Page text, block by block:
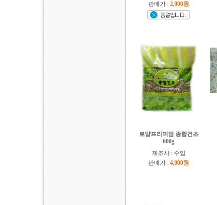
판매가 : 2,000원
로얄프리미엄 종합건초
600g
제조사 : 수입
판매가 : 4,000원